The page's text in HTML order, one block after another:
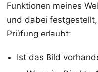
Funktionen meines
und dabei
Prüfung erlaubt:
Ist das Bild